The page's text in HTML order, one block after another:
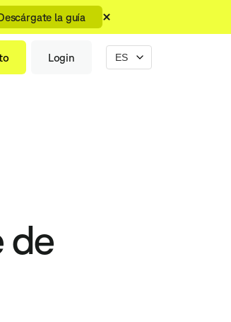
la guía
Login
de